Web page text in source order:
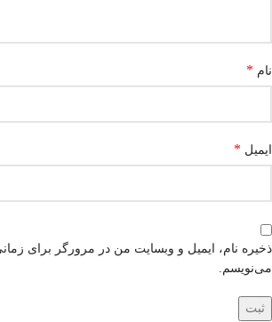
نام *
ایمیل *
ذخیره نام، ایمیل و وبسایت من در مرورگر برای
می‌نویسم.